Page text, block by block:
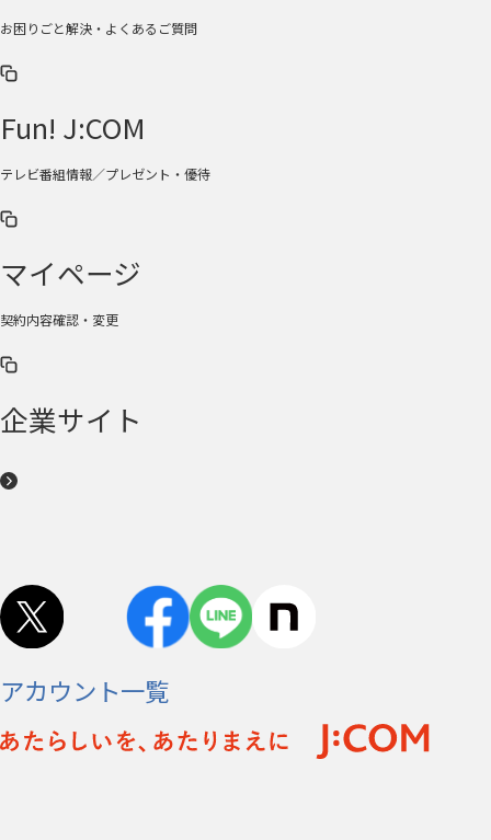
お困りごと解決・よくあるご質問
Fun! J:COM
テレビ番組情報／プレゼント・優待
マイページ
契約内容確認・変更
企業サイト
アカウント一覧